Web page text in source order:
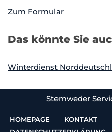
Zum Formular
Das könnte Sie
Winterdienst
Stemweder
HOMEPAGE KONTAKT